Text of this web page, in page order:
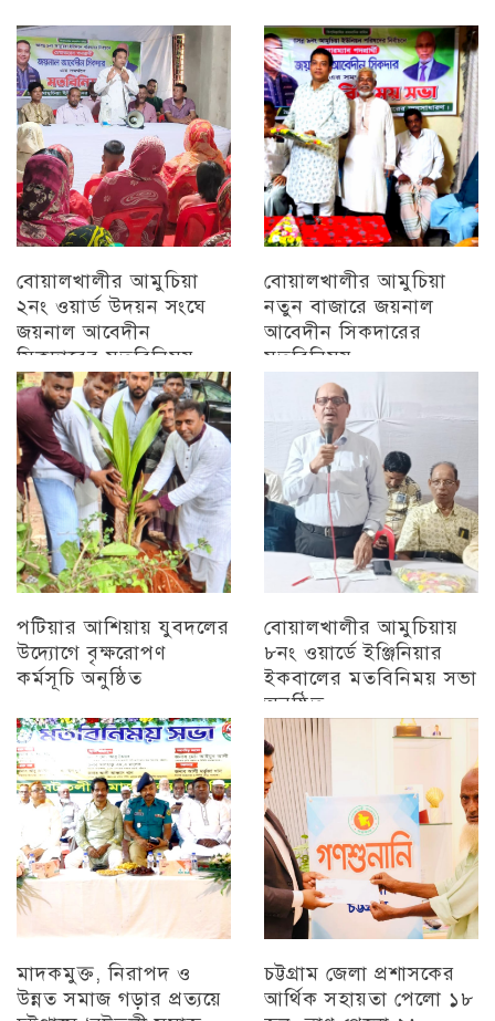
চট্টগ্রাম চট্টগ্রাম
বোয়ালখালীর আমুচিয়া
২নং ওয়ার্ড উদয়ন সংঘে
জয়নাল আবেদীন
সিকদারের মতবিনিময়
অন্যান্য
বোয়ালখালীর আমুচিয়া
নতুন বাজারে জয়নাল
আবেদীন সিকদারের
মতবিনিময়
চট্টগ্রাম
পটিয়ার আশিয়ায় যুবদলের
উদ্যোগে বৃক্ষরোপণ
কর্মসূচি অনুষ্ঠিত
অন্যান্য
বোয়ালখালীর আমুচিয়ায়
৮নং ওয়ার্ডে ইঞ্জিনিয়ার
ইকবালের মতবিনিময় সভা
অনুষ্ঠিত
চট্টগ্রাম
মাদকমুক্ত, নিরাপদ ও
উন্নত সমাজ গড়ার প্রত্যয়ে
চট্টগ্রাম জেলা প্রশাসকের
আর্থিক সহায়তা পেলো ১৮